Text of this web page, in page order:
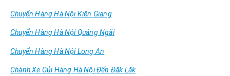
Chuyển Hàng Hà Nội Kiên Giang
Chuyển Hàng Hà Nội Quảng Ngãi
Chuyển Hàng Hà Nội Long An
Chành Xe Gửi Hàng Hà Nội Đến Đăk Lăk